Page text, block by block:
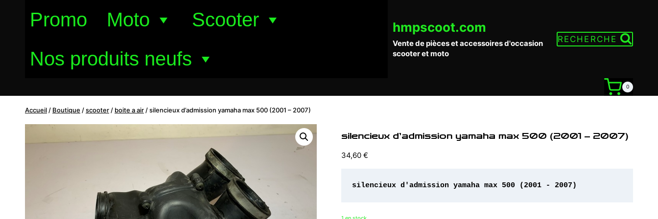
Promo Moto
Scooter
Nos produits neufs
hmpscoot.com
Vente de pièces et accessoires d'occasion
scooter et moto
RECHERCHE
0
Accueil / Boutique /scooter / boite a air /silencieux d’admission yamaha max 500 (2001 – 2007)
silencieux d’admission yamaha max 500 (2001 – 2007)
34,60 €
silencieux d'admission yamaha max 500 (2001 - 2007)